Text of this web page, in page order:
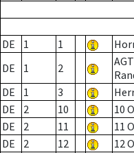
DE
1 1
DE
1 2
DE
1 3
DE
2 10 10
DE
2 11 11
DE
2 12 12